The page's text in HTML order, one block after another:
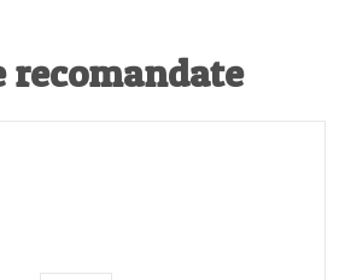
recomandate